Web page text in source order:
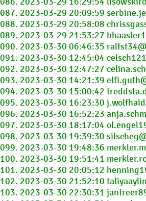
087. 2023-03-29 20:09:59
088. 2023-03-29 20:58:08
089. 2023-03-29 21:53:27
090. 2023-03-30 06:46:35
091. 2023-03-30 12:45:04
092. 2023-03-30 12:47:27
093. 2023-03-30 14:21:39
094. 2023-03-30 15:00:42
095. 2023-03-30 16:23:30
096. 2023-03-30 16:52:23
097. 2023-03-30 18:17:04
098. 2023-03-30 19:39:30
099. 2023-03-30 19:48:36
100. 2023-03-30 19:51:41
101. 2023-03-30 20:05:12
102. 2023-03-30 21:52:10
103. 2023-03-30 22:30:31